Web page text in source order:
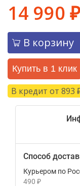
14 990 ₽
В корзину
Купить в 1 клик
В кредит от 893
Способ
Курьером по
490 ₽